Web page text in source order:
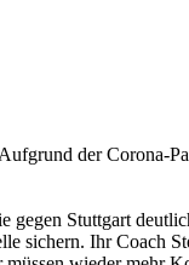
der Corona-
gegen Stuttgart
sichern. Ihr Coach